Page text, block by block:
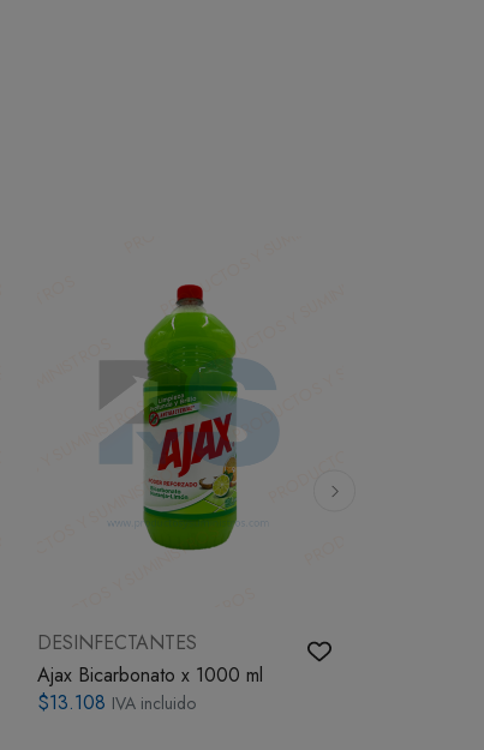
DESINFECTANTES
Ajax Bicarbonato x 1000 ml
$13.108 IVA incluido